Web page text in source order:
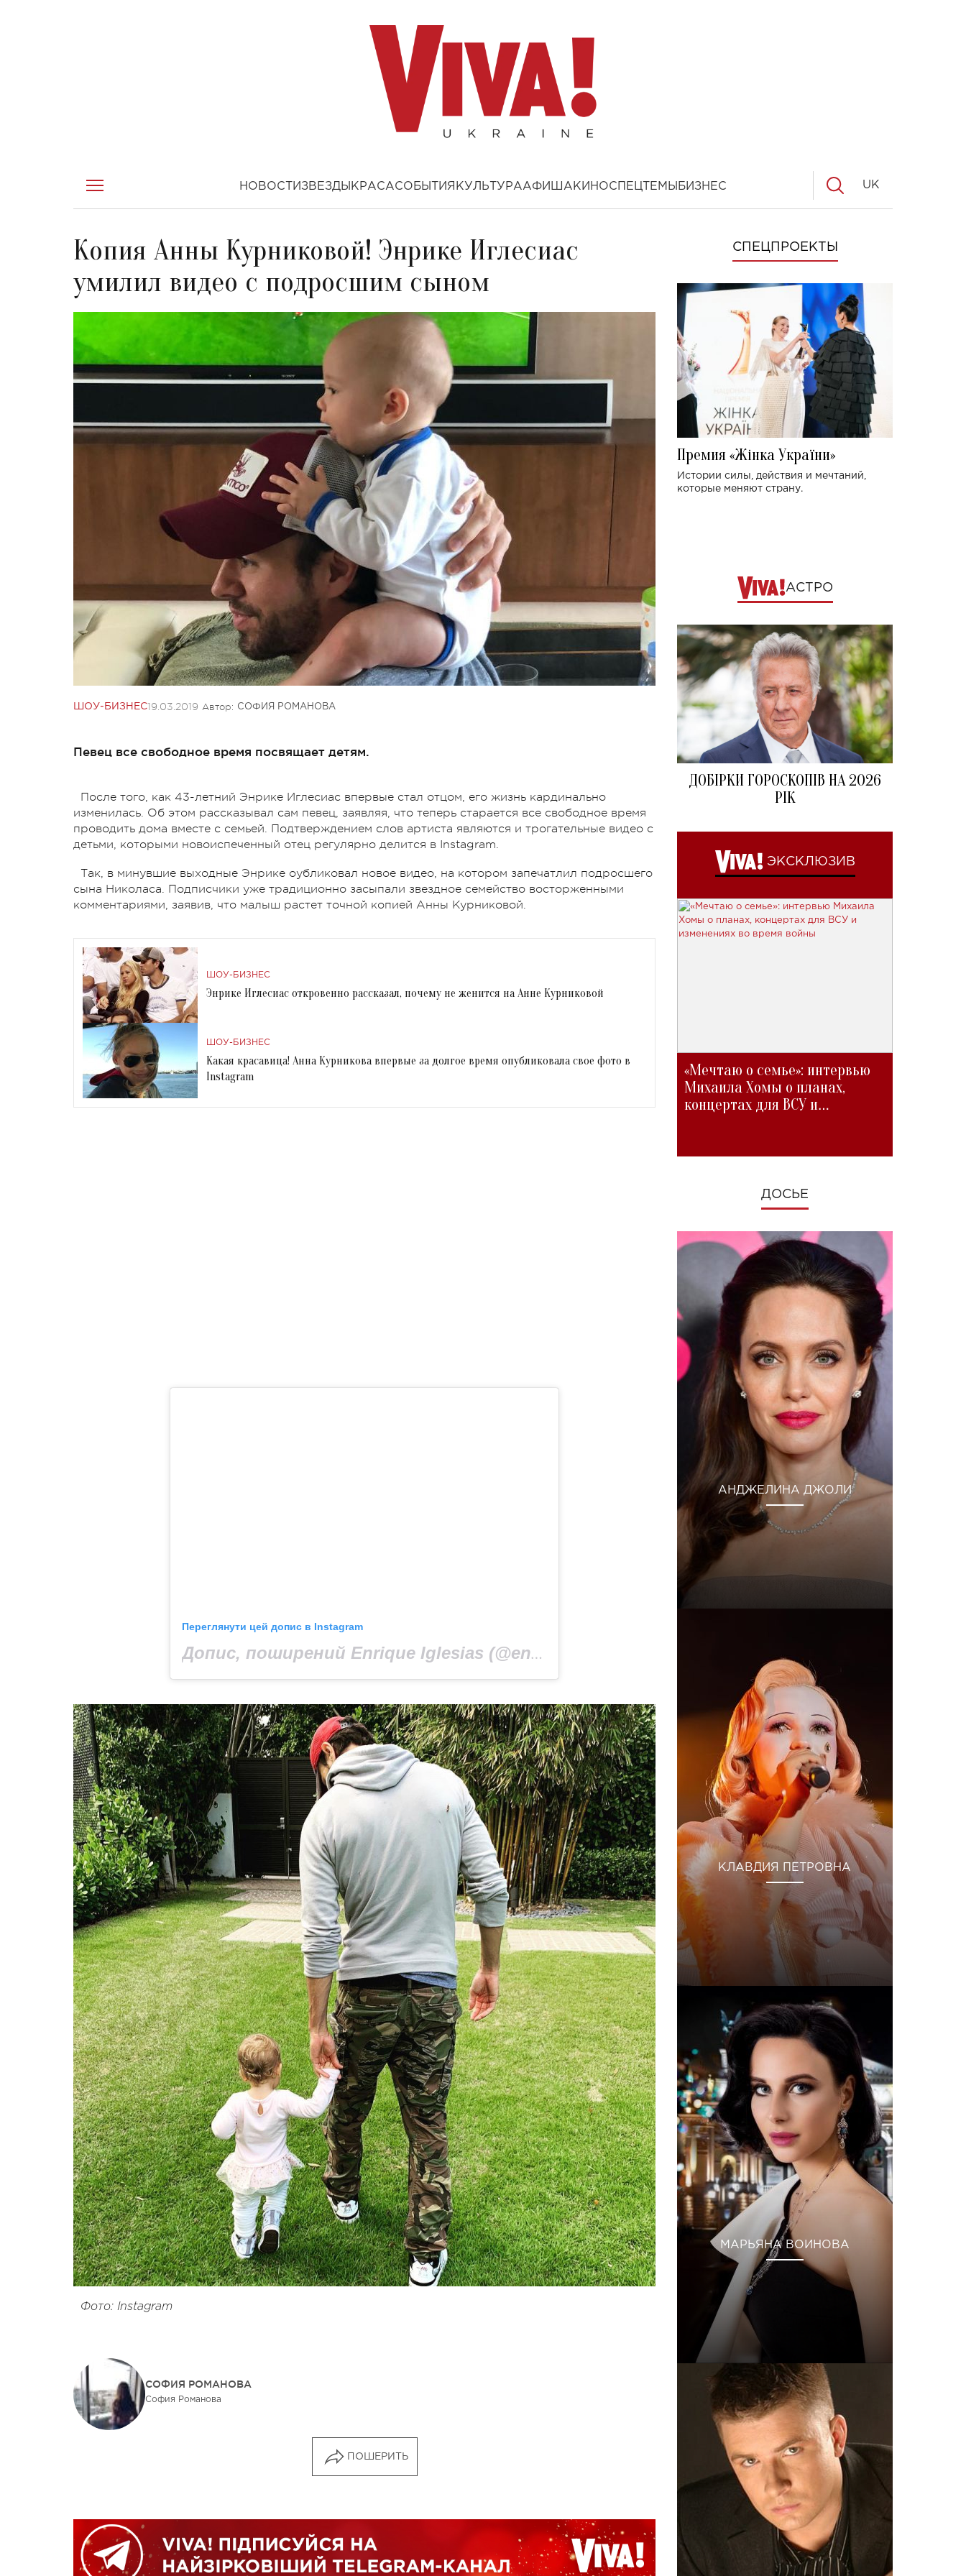
НОВОСТИ ЗВЕЗДЫ КРАСАСОБЫТИЯ КУЛЬТУРААФИША КИНОСПЕЦТЕМЫ БИЗНЕС UK
Копия Анны Курниковой! Энрике Иглесиас
умилил видео с подросшим сыном
ШОУ-БИЗНЕС19.03.2019 Автор: СОФИЯ РОМАНОВА
Певец все свободное время посвящает детям.
После того, как 43-летний Энрике Иглесиас впервые стал отцом, его жизнь кардинально
изменилась. Об этом рассказывал сам певец, заявляя, что теперь старается все свободное время
проводить дома вместе с семьей. Подтверждением слов артиста являются и трогательные видео с
детьми, которыми новоиспеченный отец регулярно делится в Instagram.
Так, в минувшие выходные Энрике оубликовал новое видео, на котором запечатлил подросшего
сына Николаса. Подписчики уже традиционно засыпали звездное семейство восторженными
комментариями, заявив, что малыш растет точной копией Анны Курниковой.
ШОУ-БИЗНЕС
Энрике Иглесиас откровенно рассказал, почему не женится на Анне Курниковой
ШОУ-БИЗНЕС
Какая красавица! Анна Курникова впервые за долгое время опубликовала свое фото в
Instagram
Переглянути цей допис в Instagram
Допис, поширений Enrique Iglesias (@enriqueiglesias) 17 Бер 2019 р. о 9:57 PDT
Фото: Instagram
СОФИЯ РОМАНОВА
София Романова
ПОШЕРИТЬ
СПЕЦПРОЕКТЫ
Премия «Жінка України»
Истории силы, действия и мечтаний,
которые меняют страну.
АСТРО
ДОБІРКИ ГОРОСКОПІВ НА 2026
РІК
ЭКСКЛЮЗИВ
«Мечтаю о семье»: интервью
Михаила Хомы о планах,
концертах для ВСУ и
ДОСЬЕ
АНДЖЕЛИНА ДЖОЛИ
КЛАВДИЯ ПЕТРОВНА
МАРЬЯНА ВОИНОВА